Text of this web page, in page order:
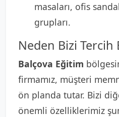
masaları, ofis
grupları.
Neden Bizi Tercih
Balçova Eğitim
firmamız, müşteri
ön planda tutar. Bizi
önemli özelliklerimiz